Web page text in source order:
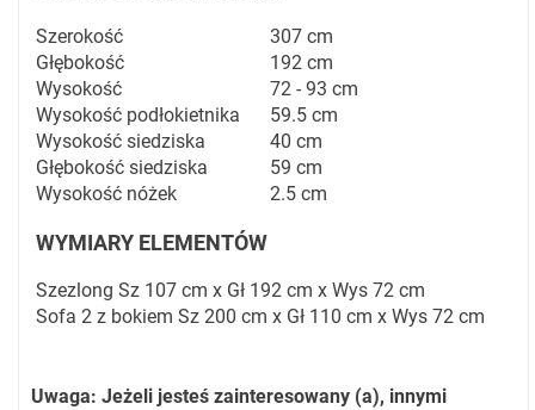
Szerokość
307 cm
Głębokość
192 cm
Wysokość
72 - 93 cm
Wysokość podłokietnika
59.5 cm
Wysokość siedziska
40 cm
Głębokość siedziska
59 cm
Wysokość nóżek
2.5 cm
WYMIARY ELEMENTÓW
Szezlong Sz 107 cm x Gł 192 cm x Wys 72 cm
Sofa 2 z bokiem Sz 200 cm x Gł 110 cm x Wys 72 cm
Uwaga: Jeżeli jesteś zainteresowany (a), innymi